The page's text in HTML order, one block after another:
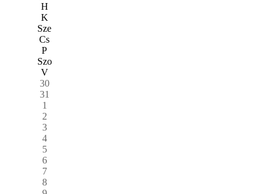
H
K
Sze
Cs
P
Szo
V
30
31
1
2
3
4
5
6
7
8